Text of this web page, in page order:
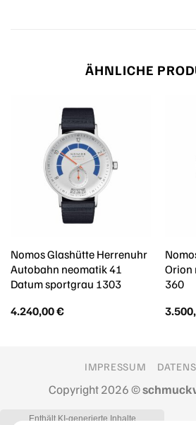
ÄHNLICHE
Nomos Glashütte Herrenuhr
Autobahn neomatik 41
Datum sportgrau 1303
4.240,00€
Orion
360
IMPRESSUM
Copyright 2026 ©